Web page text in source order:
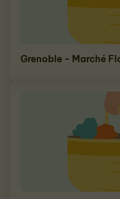
Grenoble - Marché